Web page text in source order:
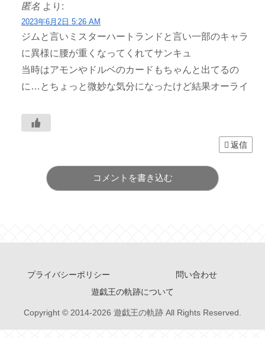
匿名 より:
2023年6月2日 5:26 AM
ジムと言いミスターハートランドと言い一部のキャラ
に異様に腰が重くなってくれてサンキュ
当時はアモンやドルベのカードもちゃんと出てるの
に…とちょっと微妙な気分になったけど結果オーライ
返信
コメントを書き込む
プライバシーポリシー
問い合わせ
遊戯王の軌跡について
Copyright © 2014-2026 遊戯王の軌跡 All Rights Reserved.